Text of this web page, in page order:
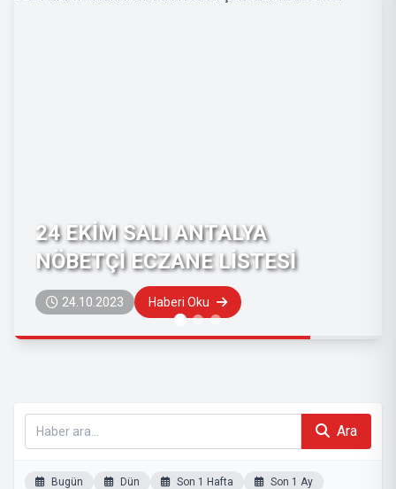
24 EKİM SALI ANTALYA
NÖBETÇİ ECZANE LİSTESİ
24.10.2023 Haberi Oku
Ara
Bugün Dün Son 1 Hafta
Son 1 Ay